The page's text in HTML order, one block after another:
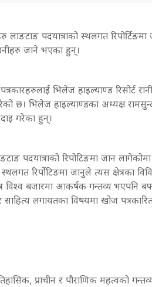
लाङटाङ पदयात्राको स्थलगत
जाने भएका हुन्।
भिलेज हाइल्याण्ड रिसोर्ट
छ। भिलेज हाइल्याण्डका अध्यक्ष
गरेका हुन्।
पदयात्राको रिपोटिङमा जान
रिर्पोटिङमा जानुले त्यस क्षेत्रका
विश्व बजारमा आकर्षक गन्तव्य भएपनि
लगायतका विषयमा खोज
प्राचीन र पौराणिक महत्वको